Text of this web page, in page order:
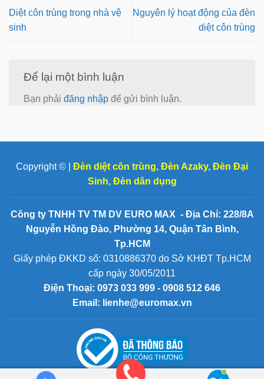
Diệt côn trùng trong nhà vệ
sinh
Nguyên lý hoạt động của đèn
diệt côn trùng
Để lại một bình luận
Bạn phải đăng nhập để gửi bình luận.
Copyright © | Đèn diệt côn trùng, Đèn Azaky, Đèn Đại
Sinh, Đèn dân dụng
Công ty TNHH TV TM DV EURO MAX - Địa Chỉ: 228/8A
Nguyễn Hồng Đào, Phường 14, Quận Tân Bình,
Tp.HCM
Giấy phép ĐKKD số: 0310886370 do Sở KHĐT Tp.HCM
cấp ngày 30/05/2011
Điện Thoại: 0973 033 999 - 0908 512 646
Email: lienhe@euromax.vn